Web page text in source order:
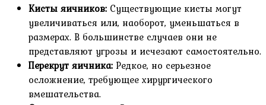
Кисты яичников: Существующие кисты могут
увеличиваться или, наоборот, уменьшаться в
размерах. В большинстве случаев они не
представляют угрозы и исчезают самостоятельно.
Перекрут яичника: Редкое, но серьезное
осложнение, требующее хирургического
вмешательства.